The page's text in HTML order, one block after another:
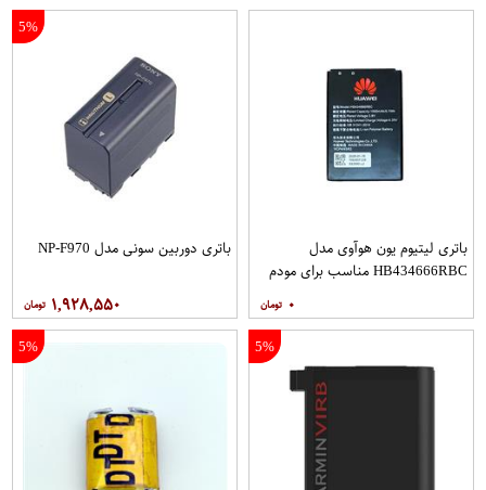
باتری لیتیوم یون هوآوی مدل
HB434666RBC مناسب برای مودم
۰
5%
باتری دوربین سونی مدل NP-F970
۱,۹۲۸,۵۵۰
5%
5%